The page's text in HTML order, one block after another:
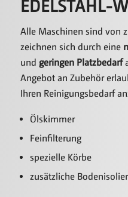
EDELSTAHL-
Alle Maschinen sind von
zeichnen sich durch eine
und geringen Platzbedarf
Angebot an Zubehör
Ihren Reinigungsbedarf
Ölskimmer
Feinfilterung
spezielle Körbe
zusätzliche